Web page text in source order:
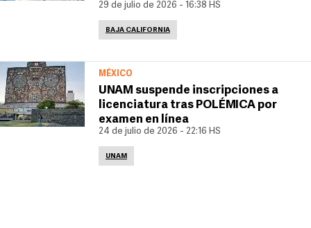
29 de julio de 2026 - 16:38 HS
BAJA CALIFORNIA
MÉXICO
UNAM suspende inscripciones a
licenciatura tras POLÉMICA por
examen en línea
24 de julio de 2026 - 22:16 HS
UNAM